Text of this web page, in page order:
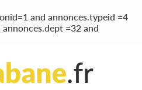
and annonces.typeid =4
=32 and